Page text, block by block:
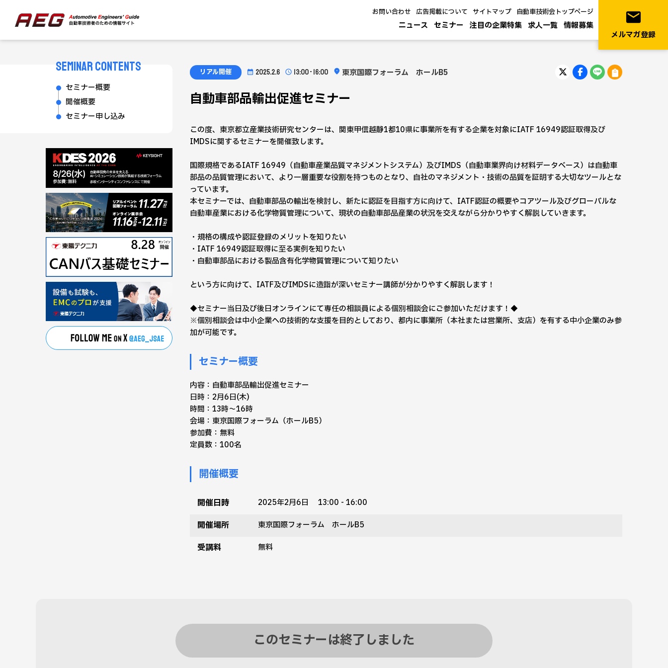
ニュース セミナー 注目の企業特集 求人一覧 情報募集
お問い合わせ 広告掲載について サイトマップ 自動車技術会トップページ email
メルマガ登録
SEMINAR CONTENTS
セミナー概要
開催概要
セミナー申し込み
リアル開催 2025.2.6 13:00 - 16:00 東京国際フォーラム ホールB5
自動車部品輸出促進セミナー
この度、東京都立産業技術研究センターは、関東甲信越静1都10県に事業所を有する企業を対象にIATF 16949認証取得及び
IMDSに関するセミナーを開催致します。
国際規格であるIATF 16949（自動車産業品質マネジメントシステム）及びIMDS（自動車業界向け材料データベース）は自動車
部品の品質管理において、より一層重要な役割を持つものとなり、自社のマネジメント・技術の品質を証明する大切なツールとな
っています。
本セミナーでは、自動車部品の輸出を検討し、新たに認証を目指す方に向けて、IATF認証の概要やコアツール及びグローバルな
自動車産業における化学物質管理について、現状の自動車部品産業の状況を交えながら分かりやすく解説していきます。
・規格の構成や認証登録のメリットを知りたい
・IATF 16949認証取得に至る実例を知りたい
・自動車部品における製品含有化学物質管理について知りたい
という方に向けて、IATF及びIMDSに造詣が深いセミナー講師が分かりやすく解説します！
◆セミナー当日及び後日オンラインにて専任の相談員による個別相談会にご参加いただけます！◆
※個別相談会は中小企業への技術的な支援を目的としており、都内に事業所（本社または営業所、支店）を有する中小企業のみ参
加が可能です。
セミナー概要
内容：自動車部品輸出促進セミナー
日時：2月6日(木)
時間：13時～16時
会場：東京国際フォーラム（ホールB5）
参加費：無料
定員数：100名
開催概要
開催日時 2025年2月6日 13:00 - 16:00
開催場所 東京国際フォーラム ホールB5
受講料 無料
このセミナーは終了しました